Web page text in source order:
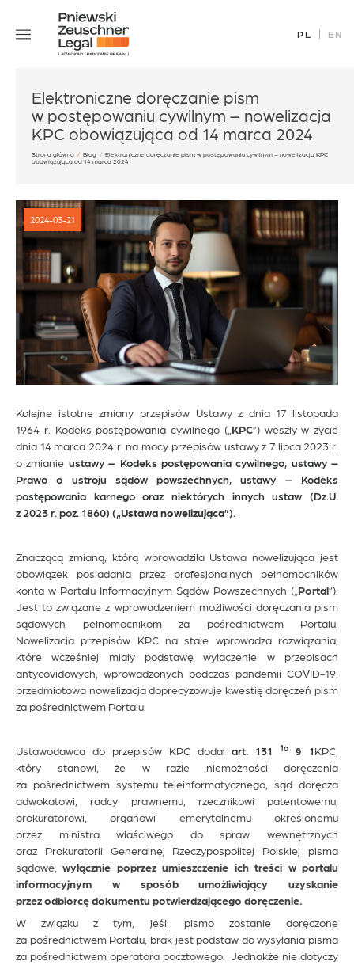
content
Specjalizacje
Aktualności
Kariera
office@pz.legal
PL EN
Elektroniczne doręczanie pism
w postępowaniu cywilnym – nowelizacja
KPC obowiązująca od 14 marca 2024
Strona główna / Blog / Elektroniczne doręczanie pism w postępowaniu cywilnym – nowelizacja KPC
obowiązująca od 14 marca 2024
2024-03-21
Kolejne istotne zmiany przepisów Ustawy z dnia 17 listopada
1964 r. Kodeks postępowania cywilnego („ KPC”) weszły w życie
dnia 14 marca 2024 r. na mocy przepisów ustawy z 7 lipca 2023 r.
o zmianie ustawy – Kodeks postępowania cywilnego, ustawy –
Prawo o ustroju sądów powszechnych, ustawy – Kodeks
postępowania karnego oraz niektórych innych ustaw (Dz.U.
z 2023 r. poz. 1860) („Ustawa nowelizująca”).
Znaczącą zmianą, którą wprowadziła Ustawa nowelizująca jest
obowiązek posiadania przez profesjonalnych pełnomocników
konta w Portalu Informacyjnym Sądów Powszechnych („ Portal”).
Jest to związane z wprowadzeniem możliwości doręczania pism
sądowych pełnomocnikom za pośrednictwem Portalu.
Nowelizacja przepisów KPC na stałe wprowadza rozwiązania,
które wcześniej miały podstawę wyłączenie w przepisach
antycovidowych, wprowadzonych podczas pandemii COVID-19,
przedmiotowa nowelizacja doprecyzowuje kwestię doręczeń pism
za pośrednictwem Portalu.
Ustawodawca do przepisów KPC dodałart. 1311a § 1KPC,
który stanowi, że w razie niemożności doręczenia
za pośrednictwem systemu teleinformatycznego, sąd doręcza
adwokatowi, radcy prawnemu, rzecznikowi patentowemu,
prokuratorowi, organowi emerytalnemu określonemu
przez ministra właściwego do spraw wewnętrznych
oraz Prokuratorii Generalnej Rzeczypospolitej Polskiej pisma
sądowe,wyłącznie poprzez umieszczenie ich treści w portalu
informacyjnym w sposób umożliwiający uzyskanie
przez odbiorcę dokumentu potwierdzającego doręczenie.
W związku z tym, jeśli pismo zostanie doręczone
za pośrednictwem Portalu, brak jest podstaw do wysyłania pisma
za pośrednictwem operatora pocztowego. Jednakże nie dotyczy